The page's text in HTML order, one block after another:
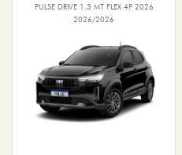
PULSE DRIVE 1.3 MT FLEX 4P 2026
2026/2026